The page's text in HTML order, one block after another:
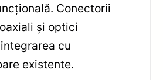
Conectorii
și optici
cu
existente.